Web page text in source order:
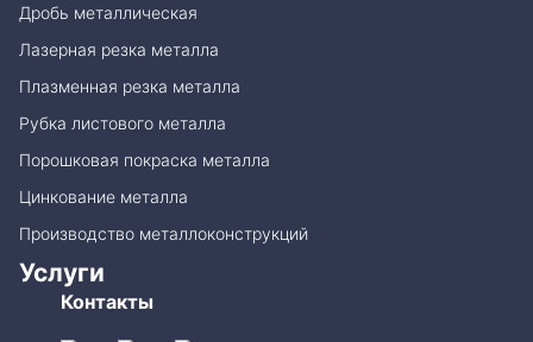
Дробь металлическая
Лазерная резка металла
Плазменная резка металла
Рубка листового металла
Порошковая покраска металла
Цинкование металла
Производство металлоконструкций
Услуги
Контакты